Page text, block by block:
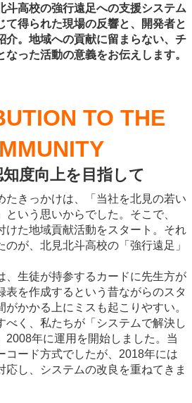
斗高校の強行遠足への支援システム
て得られた現場の反響と、開発者と
介。地域への貢献に留まらない、チ
った活動の意義をお伝えします。
TO THE
度向上を目指して
たきっかけは、「当社を北見の若い
いう思いからでした。そこで、
けた地域貢献活動をスタート。それ
が、北見北斗高校の「強行遠足」
、生徒が持参するカードに先生方が
表を作成するという昔ながらのスタ
かかる上にミスも起こりやすい。
べく、私たちが「システムで解決し
2008年に運用を開始しました。当
コード方式でしたが、2018年には
応し、システムの改良を重ねてきま